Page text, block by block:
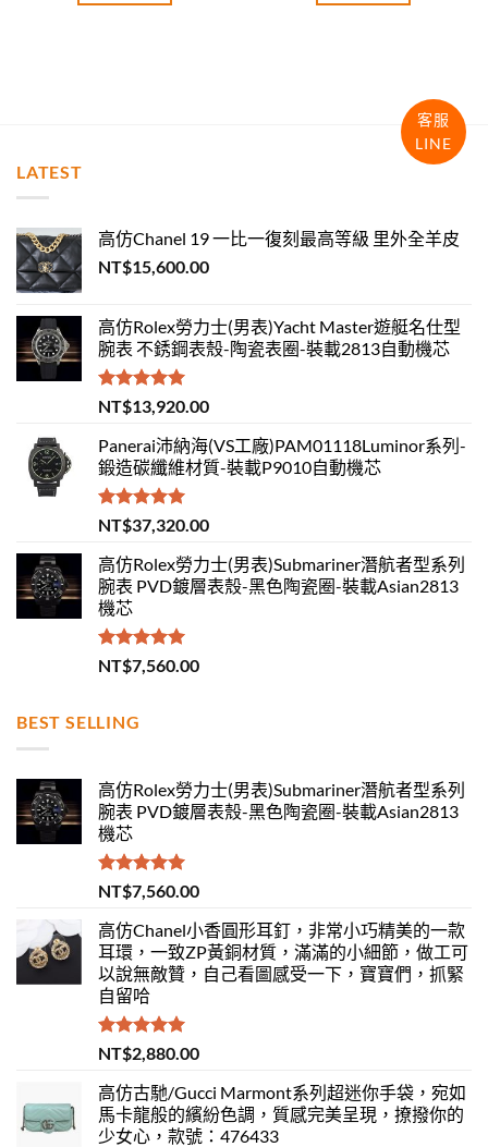
LATEST
高仿Chanel 19 一比一復刻最高等級 里外全羊皮
NT$15,600.00
高仿Rolex勞力士(男表)Yacht Master遊艇名仕型
腕表 不銹鋼表殼-陶瓷表圈-裝載2813自動機芯
評分5.00
滿分 5
NT$13,920.00
Panerai沛納海(VS工廠)PAM01118Luminor系列-
鍛造碳纖維材質-裝載P9010自動機芯
評分5.00
滿分 5
NT$37,320.00
高仿Rolex勞力士(男表)Submariner潛航者型系列
腕表 PVD鍍層表殼-黑色陶瓷圈-裝載Asian2813
機芯
評分 5.00
滿分 5
NT$7,560.00
BEST SELLING
高仿Rolex勞力士(男表)Submariner潛航者型系列
腕表 PVD鍍層表殼-黑色陶瓷圈-裝載Asian2813
機芯
評分 5.00
滿分 5
NT$7,560.00
高仿Chanel小香圓形耳釘，非常小巧精美的一款
耳環，一致ZP黃銅材質，滿滿的小細節，做工可
以說無敵贊，自己看圖感受一下，寶寶們，抓緊
自留哈
評分 5.00
滿分 5
NT$2,880.00
高仿古馳/Gucci Marmont系列超迷你手袋，宛如
馬卡龍般的繽紛色調，質感完美呈現，撩撥你的
少女心，款號：476433
客服
LINE